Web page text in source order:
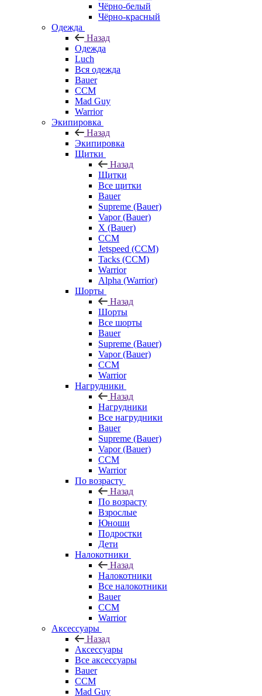
Чёрно-белый
Чёрно-красный
Одежда
Назад
Одежда
Luch
Вся одежда
Bauer
CCM
Mad Guy
Warrior
Экипировка
Назад
Экипировка
Щитки
Назад
Щитки
Все щитки
Bauer
Supreme (Bauer)
Vapor (Bauer)
X (Bauer)
CCM
Jetspeed (CCM)
Tacks (CCM)
Warrior
Alpha (Warrior)
Шорты
Назад
Шорты
Все шорты
Bauer
Supreme (Bauer)
Vapor (Bauer)
CCM
Warrior
Нагрудники
Назад
Нагрудники
Все нагрудники
Bauer
Supreme (Bauer)
Vapor (Bauer)
CCM
Warrior
По возрасту
Назад
По возрасту
Взрослые
Юноши
Подростки
Дети
Налокотники
Назад
Налокотники
Все налокотники
Bauer
CCM
Warrior
Аксессуары
Назад
Аксессуары
Все аксессуары
Bauer
CCM
Mad Guy